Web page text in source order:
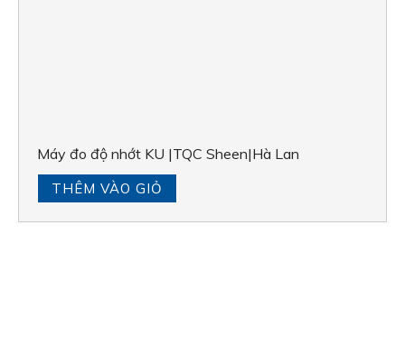
Máy đo độ nhớt KU |TQC Sheen|Hà Lan
THÊM VÀO GIỎ